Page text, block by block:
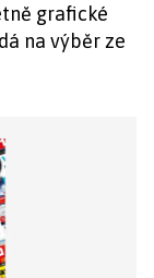
grafické
na výběr ze